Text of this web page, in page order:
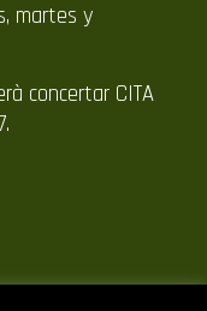
martes y
concertar CITA